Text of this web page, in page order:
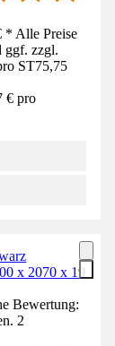
Alle Preise
ggf. zzgl.
ST75,75
€ pro
x 2070 x 19
Bewertung:
2